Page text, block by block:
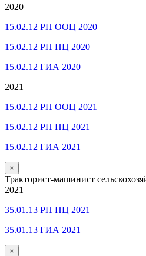
2020
15.02.12 РП ООЦ 2020
15.02.12 РП ПЦ 2020
15.02.12 ГИА 2020
2021
15.02.12 РП ООЦ 2021
15.02.12 РП ПЦ 2021
15.02.12 ГИА 2021
×
Тракторист-машинист
2021
35.01.13 РП ПЦ 2021
35.01.13 ГИА 2021
×